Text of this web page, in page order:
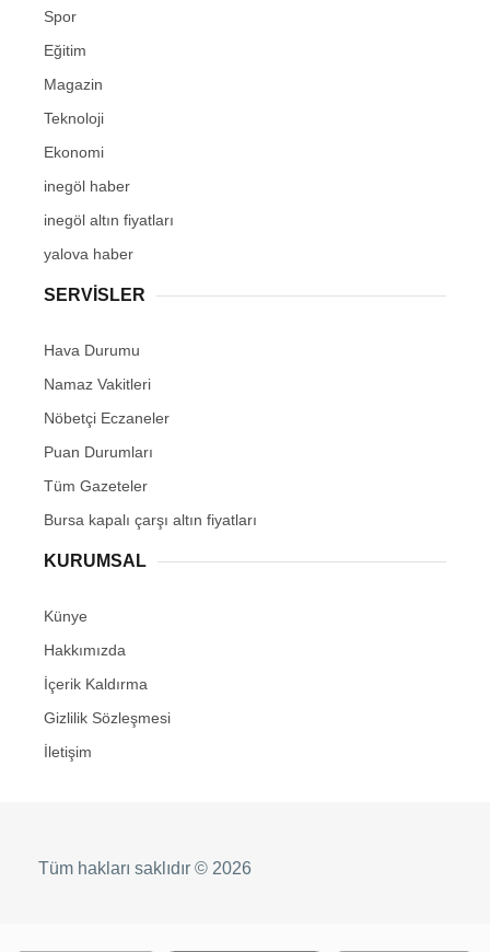
Spor
Eğitim
Magazin
Teknoloji
Ekonomi
inegöl haber
inegöl altın fiyatları
yalova haber
SERVİSLER
Hava Durumu
Namaz Vakitleri
Nöbetçi Eczaneler
Puan Durumları
Tüm Gazeteler
Bursa kapalı çarşı altın fiyatları
KURUMSAL
Künye
Hakkımızda
İçerik Kaldırma
Gizlilik Sözleşmesi
İletişim
Tüm hakları saklıdır © 2026